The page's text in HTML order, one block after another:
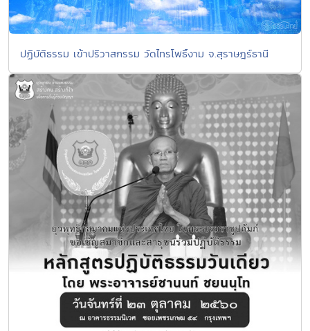
ปฏิบัติธรรม เข้าปริวาสกรรม วัดไทรโพธิ์งาม จ.สุราษฎร์ธานี